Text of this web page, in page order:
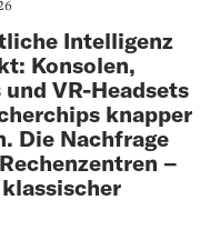
Intelligenz
Konsolen,
VR-Headsets
knapper
Die Nachfrage
–